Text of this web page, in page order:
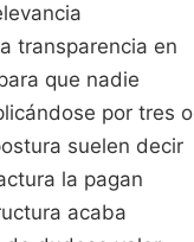
transparencia en
que nadie
por tres o
suelen decir
la pagan
acaba